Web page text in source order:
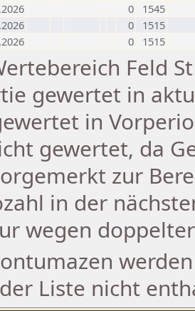
0
1545
0
1515
0 1515
Feld
gewertet in
in
gewertet, da
zur
in der
wegen
Liste nicht